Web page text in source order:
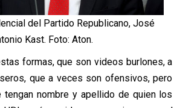
del Partido Republicano, José
Kast. Foto: Aton.
formas, que son videos burlones, a
que a veces son ofensivos, pero
tengan nombre y apellido de quien los